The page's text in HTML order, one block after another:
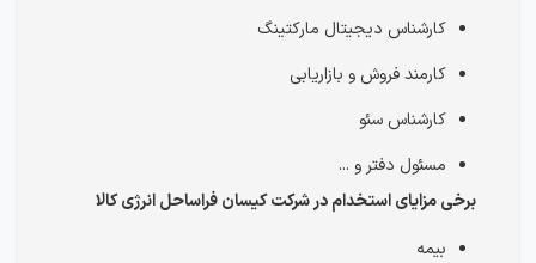
کارشناس دیجیتال مارکتینگ
کارمند فروش و بازاریابی
کارشناس سئو
مسئول دفتر و ...
برخی مزایای استخدام در شرکت کیسان فراساحل انرژی کالا
بیمه